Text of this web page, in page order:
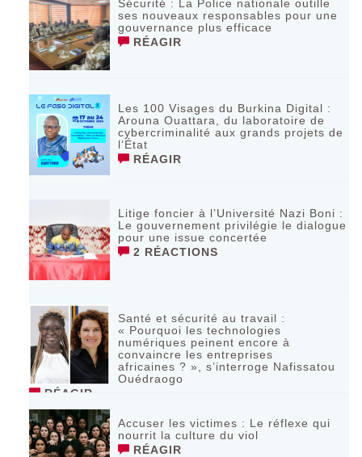
Sécurité : La Police nationale outille
ses nouveaux responsables pour une
gouvernance plus efficace
RÉAGIR
Les 100 Visages du Burkina Digital :
Arouna Ouattara, du laboratoire de
cybercriminalité aux grands projets de
l’État
RÉAGIR
Litige foncier à l’Université Nazi Boni :
Le gouvernement privilégie le dialogue
pour une issue concertée
2 RÉACTIONS
Santé et sécurité au travail :
« Pourquoi les technologies
numériques peinent encore à
convaincre les entreprises
africaines ? », s’interroge Nafissatou
Ouédraogo
RÉAGIR
Accuser les victimes : Le réflexe qui
nourrit la culture du viol
RÉAGIR